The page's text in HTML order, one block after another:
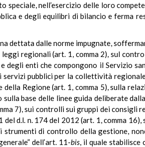
nell’esercizio delle loro
e degli equilibri di bilancio e ferma
dettata dalle norme impugnate,
regionali (art. 1, comma 2), sul
enti che compongono il Servizio
pubblici per la collettività
Regione (art. 1, comma 5), sulla
base delle linee guida deliberate
7), sui controlli sui gruppi dei consigli
d.l. n. 174 del 2012 (art. 1, comma
strumenti di controllo della gestione,
dell’art. 11-bis, il quale stabilisce